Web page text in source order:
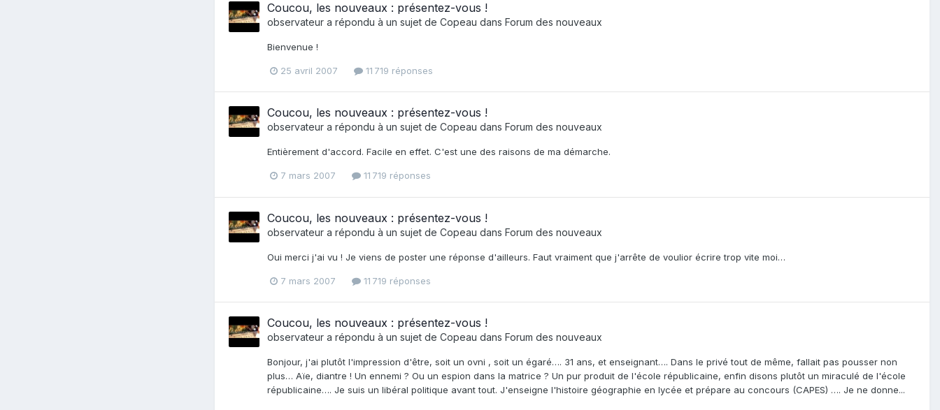
Coucou, les nouveaux : présentez-vous !
observateur a répondu à un sujet de Copeau dans Forum des nouveaux
Bienvenue !
25 avril 2007 11 719 réponses
Coucou, les nouveaux : présentez-vous !
observateur a répondu à un sujet de Copeau dans Forum des nouveaux
Entièrement d'accord. Facile en effet. C'est une des raisons de ma démarche.
7 mars 2007 11 719 réponses
Coucou, les nouveaux : présentez-vous !
observateur a répondu à un sujet de Copeau dans Forum des nouveaux
Oui merci j'ai vu ! Je viens de poster une réponse d'ailleurs. Faut vraiment que j'arrête de voulior écrire trop vite moi…
7 mars 2007 11 719 réponses
Coucou, les nouveaux : présentez-vous !
observateur a répondu à un sujet de Copeau dans Forum des nouveaux
Bonjour, j'ai plutôt l'impression d'être, soit un ovni , soit un égaré…. 31 ans, et enseignant…. Dans le privé tout de même, fallait pas pousser non
plus… Aïe, diantre ! Un ennemi ? Ou un espion dans la matrice ? Un pur produit de l'école républicaine, enfin disons plutôt un miraculé de l'école
républicaine…. Je suis un libéral politique avant tout. J'enseigne l'histoire géographie en lycée et prépare au concours (CAPES) …. Je ne donne...